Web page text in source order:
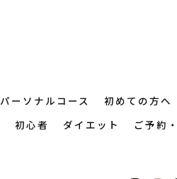
パーソナルコース 初めての方へ
初心者 ダイエット ご予約